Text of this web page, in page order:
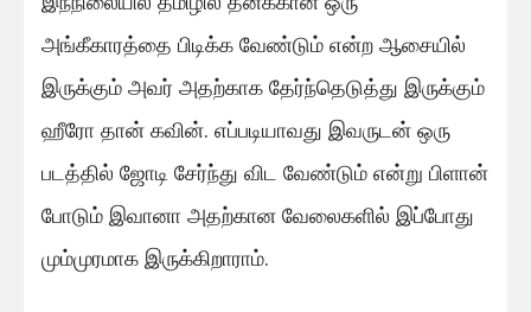
அங்கீகாரத்தை பிடிக்க வேண்டும் என்ற ஆசையில்
இருக்கும் அவர் அதற்காக தேர்ந்தெடுத்து இருக்கும்
ஹீரோ தான் கவின். எப்படியாவது இவருடன் ஒரு
படத்தில் ஜோடி சேர்ந்து விட வேண்டும் என்று பிளான்
போடும் இவானா அதற்கான வேலைகளில் இப்போது
மும்முரமாக இருக்கிறாராம்.